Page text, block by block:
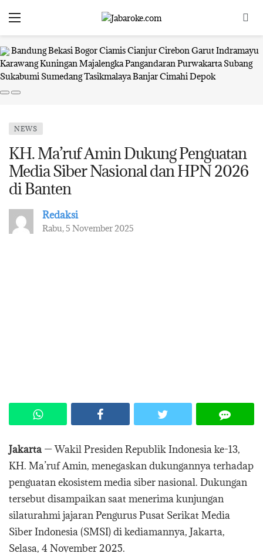
BandungBekasiBogorCiamisCianjurCirebonGarutIndramayu
KarawangKuninganMajalengkaPangandaranPurwakarta Subang
Sukabumi SumedangTasikmalayaBanjarCimahiDepok
NEWS
KH. Ma’ruf Amin Dukung Penguatan
Media Siber Nasional dan HPN 2026
di Banten
Redaksi
Rabu, 5 November 2025
Jakarta — Wakil Presiden Republik Indonesia ke-13,
KH. Ma’ruf Amin, menegaskan dukungannya terhadap
penguatan ekosistem media siber nasional. Dukungan
tersebut disampaikan saat menerima kunjungan
silaturahmi jajaran Pengurus Pusat Serikat Media
Siber Indonesia (SMSI) di kediamannya, Jakarta,
Selasa, 4 November 2025.